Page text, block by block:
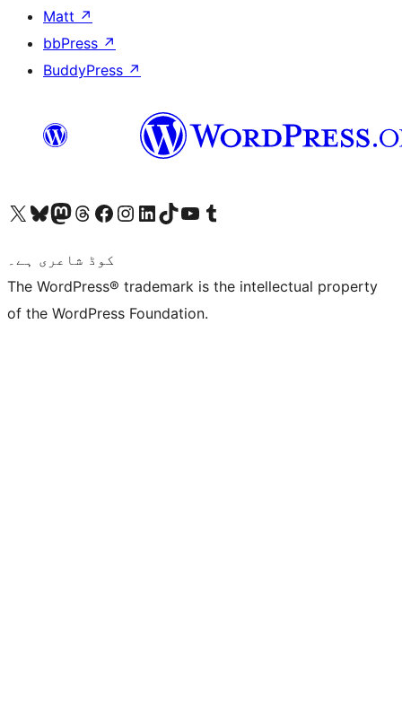
Matt ↗
bbPress ↗
BuddyPress ↗
Visit our X (formerly Twitter) account
ہمارے بلیواسکائی اکاؤنٹ پر جائیں
Visit our Mastodon account
ہمارے ٹھریڈز اکاؤنٹ پر جائیں
Visit our Facebook page
Visit our Instagram account
Visit our LinkedIn account
ہمارے ٹک ٹاک اکاؤنٹ پر جائیں
Visit our YouTube channel
ہمارے ٹمبلر اکاؤنٹ پر جائیں
کوڈ شاعری ہے۔
The WordPress® trademark is the intellectual property
of the WordPress Foundation.